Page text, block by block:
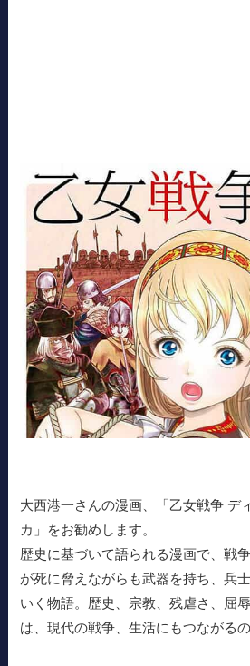
大西港一さんの漫画、「乙女戦争 デ
カ」をお勧めします。
歴史に基づいて語られる漫画で、戦
が死に脅えながらも武器を持ち、兵
いく物語。歴史、宗教、残虐さ、屈
は、現代の戦争、生活にもつながるの